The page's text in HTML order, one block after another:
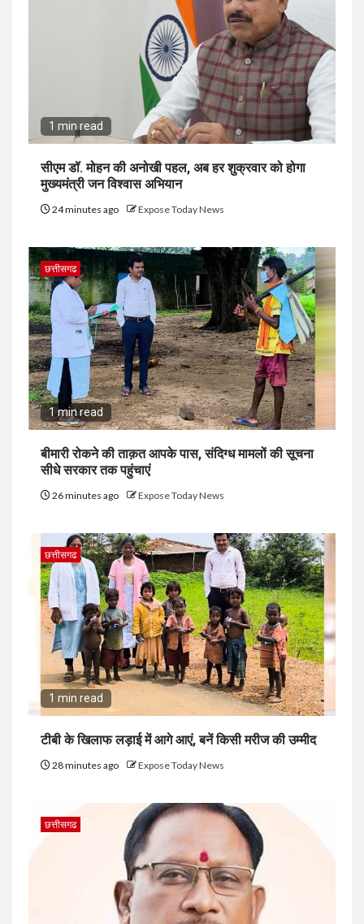
1 min read
सीएम डॉ. मोहन की अनोखी पहल, अब हर शुक्रवार को होगा
मुख्यमंत्री जन विश्वास अभियान
24 minutes ago Expose Today News
छत्तीसगढ
1 min read
बीमारी रोकने की ताक़त आपके पास, संदिग्ध मामलों की सूचना
सीधे सरकार तक पहुंचाएं
26 minutes ago Expose Today News
छत्तीसगढ
1 min read
टीबी के खिलाफ लड़ाई में आगे आएं, बनें किसी मरीज की उम्मीद
28 minutes ago Expose Today News
छत्तीसगढ